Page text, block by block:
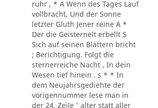
ruhr , * A Wenn des Tages Lauf
vollbracht, Und der Sonne
letzter Gluth Jener reine A *
Der die Geisternelt erbellt S
Sich auf seinen Blättern bricht
; Berichtigung. Folgt die
sternerreiche Nacht , In dein
Wesen tief hinein . s * * In
dem Neujahrsgediehte der
vorigennummer lese man in
der 24. Zeile ' alter statt aller